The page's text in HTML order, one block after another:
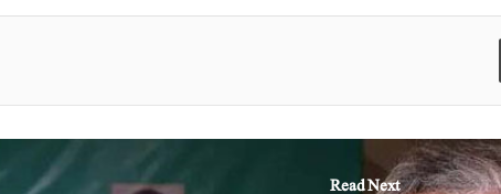
Print
Read Next